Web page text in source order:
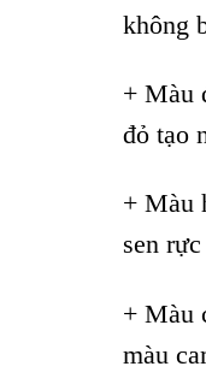
không
+ Màu
đỏ tạo
+ Màu
sen
+ Màu
màu